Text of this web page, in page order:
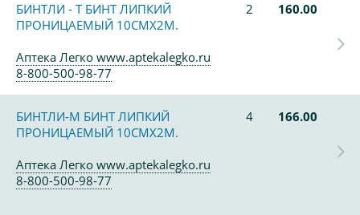
БИНТЛИ - Т БИНТ ЛИПКИЙ
ПРОНИЦАЕМЫЙ 10СМХ2М.
2 160.00
Аптека Легко www.aptekalegko.ru
8-800-500-98-77
БИНТЛИ-М БИНТ ЛИПКИЙ
ПРОНИЦАЕМЫЙ 10СМХ2М.
4 166.00
Аптека Легко www.aptekalegko.ru
8-800-500-98-77